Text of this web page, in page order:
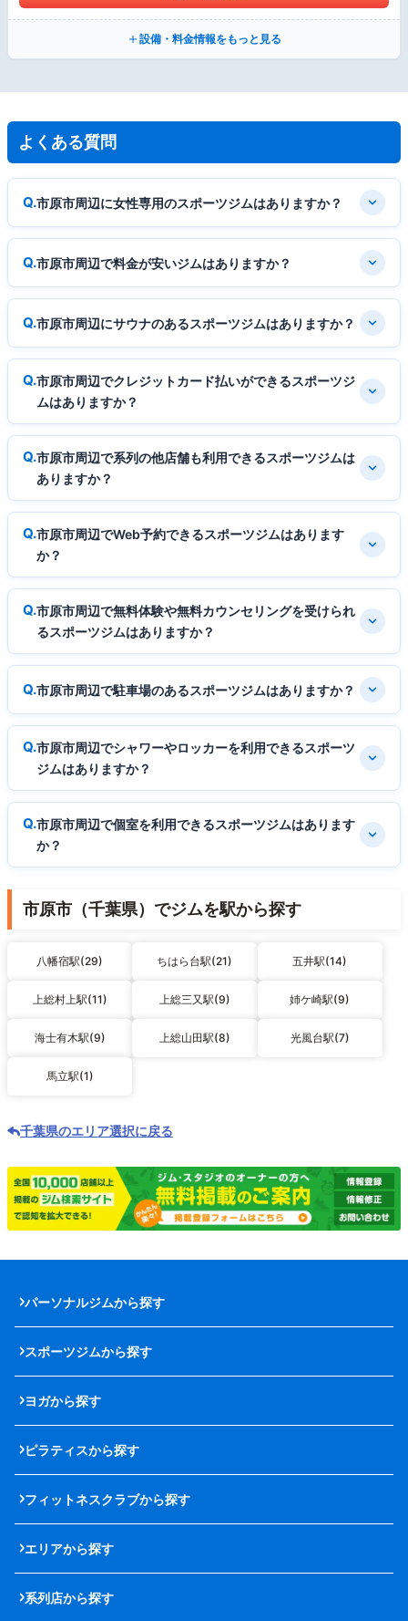
設備・料金情報をもっと見る
よくある質問
市原市周辺に女性専用のスポーツジムはありますか？
市原市周辺で料金が安いジムはありますか？
市原市周辺にサウナのあるスポーツジムはありますか？
市原市周辺でクレジットカード払いができるスポーツジ
ムはありますか？
市原市周辺で系列の他店舗も利用できるスポーツジムは
ありますか？
市原市周辺でWeb予約できるスポーツジムはあります
か？
市原市周辺で無料体験や無料カウンセリングを受けられ
るスポーツジムはありますか？
市原市周辺で駐車場のあるスポーツジムはありますか？
市原市周辺でシャワーやロッカーを利用できるスポーツ
ジムはありますか？
市原市周辺で個室を利用できるスポーツジムはあります
か？
市原市（千葉県）でジムを駅から探す
八幡宿駅(29) ちはら台駅(21) 五井駅(14)
上総村上駅(11) 上総三又駅(9) 姉ケ崎駅(9)
海士有木駅(9) 上総山田駅(8) 光風台駅(7)
馬立駅(1)
千葉県のエリア選択に戻る
パーソナルジムから探す
スポーツジムから探す
ヨガから探す
ピラティスから探す
フィットネスクラブから探す
エリアから探す
系列店から探す